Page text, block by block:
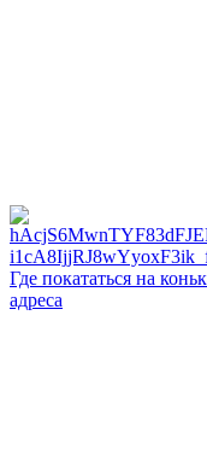
Где покататься на
адреса